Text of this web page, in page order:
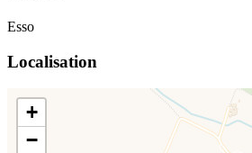
Esso
Localisation
+
−